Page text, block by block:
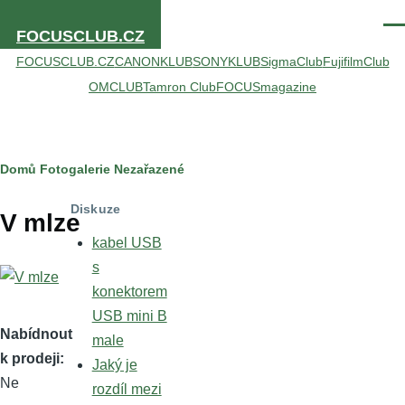
FOCUSCLUB.CZ
FOCUSCLUB.CZCANONKLUBSONYKLUBSigmaClubFujifilmClub
OMCLUBTamron ClubFOCUSmagazine
Drobečková
navigace
Domů Fotogalerie Nezařazené
V mlze
Nabídnout
k prodeji
Ne
Diskuze
kabel USB
s
konektorem
USB mini B
male
Jaký je
rozdíl mezi